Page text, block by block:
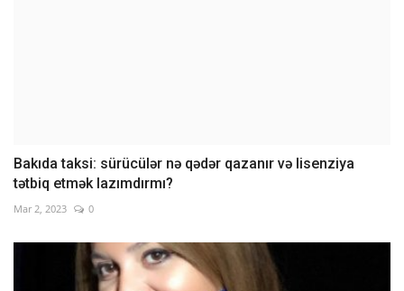
Bakıda taksi: sürücülər nə qədər qazanır və lisenziya
tətbiq etmək lazımdırmı?
Mar 2, 2023 0